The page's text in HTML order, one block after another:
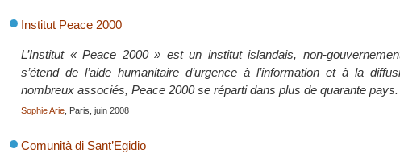
Institut Peace 2000
L’Institut « Peace 2000 » est un institut islandais, non-
s’étend de l’aide humanitaire d’urgence à l’information et à la
nombreux associés, Peace 2000 se réparti dans plus de quarante pays.
Sophie Arie , Paris, juin 2008
Comunità di Sant’Egidio